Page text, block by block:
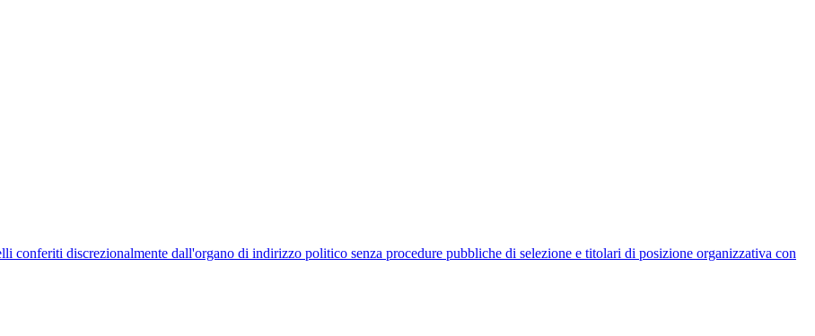
discrezionalmente dall'organo di indirizzo politico senza procedure pubbliche di selezione e titolari di posizione organizzativa con